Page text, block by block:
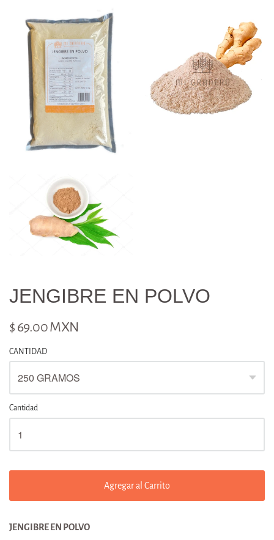
JENGIBRE EN POLVO
$ 69.00 MXN
CANTIDAD
Cantidad
Agregar al Carrito
JENGIBRE EN POLVO